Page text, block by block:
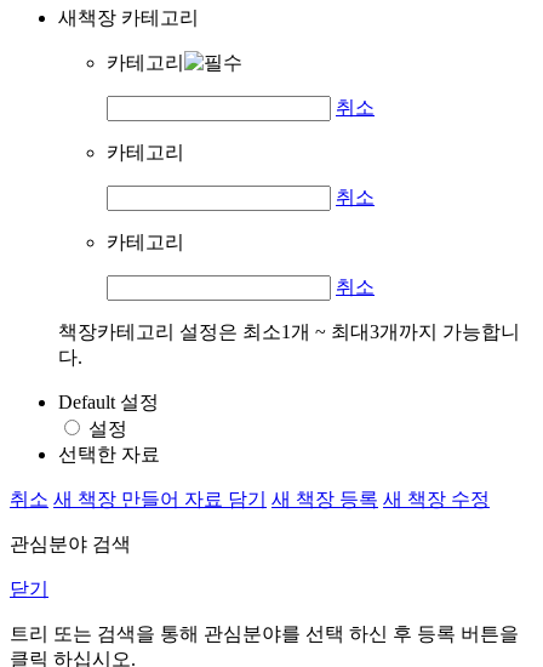
새책장 카테고리
카테고리
취소
카테고리
취소
카테고리
취소
책장카테고리 설정은 최소1개 ~ 최대3개까지 가능합니
다.
Default 설정
설정
선택한 자료
취소 새 책장 만들어 자료 담기 새 책장 등록 새 책장 수정
관심분야 검색
닫기
트리 또는 검색을 통해 관심분야를 선택 하신 후 등록 버튼을
클릭 하십시오.